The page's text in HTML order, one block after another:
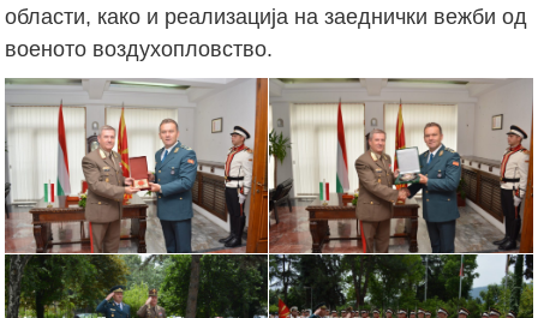
области, како и реализација на заеднички вежби од
военото воздухопловство.